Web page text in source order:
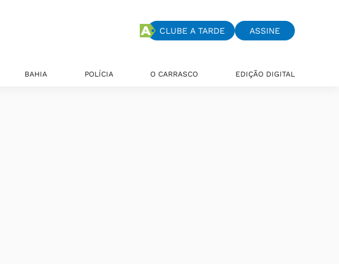
CLUBE A TARDE ASSINE
BAHIA POLÍCIA O CARRASCO EDIÇÃO DIGITAL